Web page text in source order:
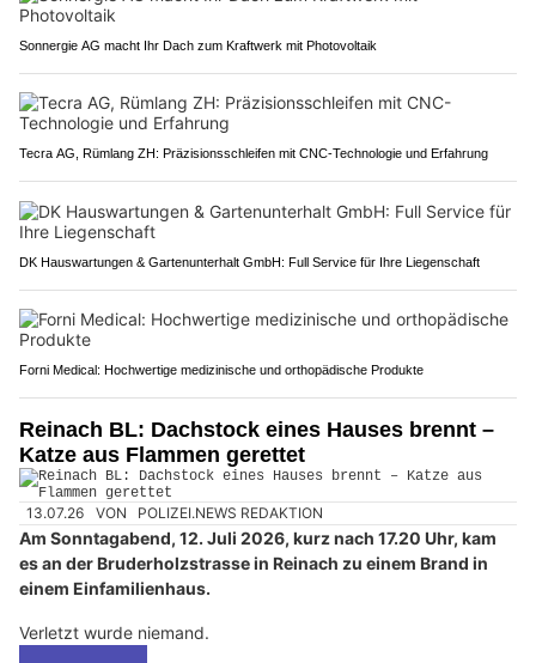
Sonnergie AG macht Ihr Dach zum Kraftwerk mit Photovoltaik
Tecra AG, Rümlang ZH: Präzisionsschleifen mit CNC-Technologie und Erfahrung
DK Hauswartungen & Gartenunterhalt GmbH: Full Service für Ihre Liegenschaft
Forni Medical: Hochwertige medizinische und orthopädische Produkte
Reinach BL: Dachstock eines Hauses brennt –
Katze aus Flammen gerettet
13.07.26 VON POLIZEI.NEWS REDAKTION
Am Sonntagabend, 12. Juli 2026, kurz nach 17.20 Uhr, kam
es an der Bruderholzstrasse in Reinach zu einem Brand in
einem Einfamilienhaus.
Verletzt wurde niemand.